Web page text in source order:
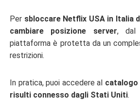
Per sbloccare Netflix USA in Italia
cambiare posizione server, dal
piattaforma è protetta da un
restrizioni.
In pratica, puoi accedere al catalogo
risulti connesso dagli Stati Uniti.